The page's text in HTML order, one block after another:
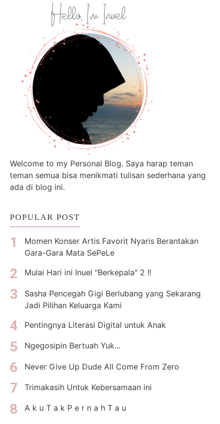
Welcome to my Personal Blog. Saya harap teman
teman semua bisa menikmati tulisan sederhana yang
ada di blog ini.
POPULAR POST
Momen Konser Artis Favorit Nyaris Berantakan
Gara-Gara Mata SePeLe
Mulai Hari ini Inuel "Berkepala" 2 !!
Sasha Pencegah Gigi Berlubang yang Sekarang
Jadi Pilihan Keluarga Kami
Pentingnya Literasi Digital untuk Anak
Ngegosipin Bertuah Yuk...
Never Give Up Dude All Come From Zero
Trimakasih Untuk Kebersamaan ini
A k u T a k P e r n a h T a u